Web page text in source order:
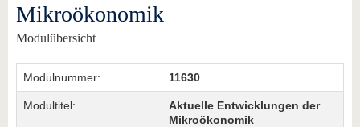
Mikroökonomik
Modulübersicht
Modulnummer: 11630
Modultitel:
Aktuelle Entwicklungen der
Mikroökonomik